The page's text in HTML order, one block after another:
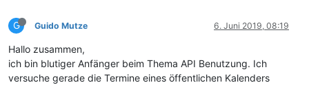
G Guido Mutze 6. Juni 2019, 08:19
Hallo zusammen,
ich bin blutiger Anfänger beim Thema API Benutzung. Ich
versuche gerade die Termine eines öffentlichen Kalenders